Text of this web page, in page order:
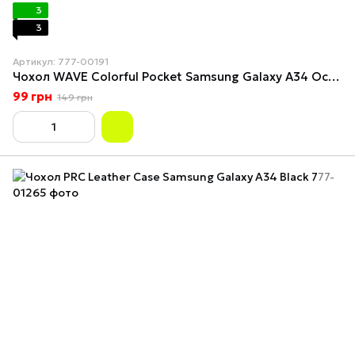
3
3
Артикул: 777-00191
Чохол WAVE Colorful Pocket Samsung Galaxy A34 Ocean Blue
99 грн 149 грн